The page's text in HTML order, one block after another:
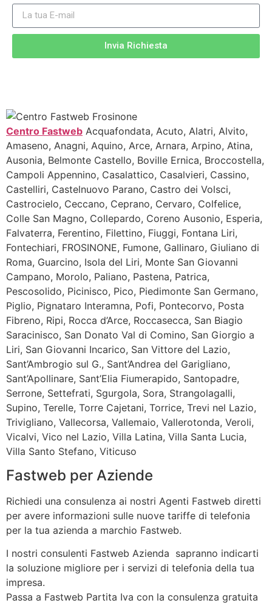
Invia Richiesta
Centro Fastweb Acquafondata, Acuto, Alatri, Alvito,
Amaseno, Anagni, Aquino, Arce, Arnara, Arpino, Atina,
Ausonia, Belmonte Castello, Boville Ernica, Broccostella,
Campoli Appennino, Casalattico, Casalvieri, Cassino,
Castelliri, Castelnuovo Parano, Castro dei Volsci,
Castrocielo, Ceccano, Ceprano, Cervaro, Colfelice,
Colle San Magno, Collepardo, Coreno Ausonio, Esperia,
Falvaterra, Ferentino, Filettino, Fiuggi, Fontana Liri,
Fontechiari, FROSINONE, Fumone, Gallinaro, Giuliano di
Roma, Guarcino, Isola del Liri, Monte San Giovanni
Campano, Morolo, Paliano, Pastena, Patrica,
Pescosolido, Picinisco, Pico, Piedimonte San Germano,
Piglio, Pignataro Interamna, Pofi, Pontecorvo, Posta
Fibreno, Ripi, Rocca d’Arce, Roccasecca, San Biagio
Saracinisco, San Donato Val di Comino, San Giorgio a
Liri, San Giovanni Incarico, San Vittore del Lazio,
Sant’Ambrogio sul G., Sant’Andrea del Garigliano,
Sant’Apollinare, Sant’Elia Fiumerapido, Santopadre,
Serrone, Settefrati, Sgurgola, Sora, Strangolagalli,
Supino, Terelle, Torre Cajetani, Torrice, Trevi nel Lazio,
Trivigliano, Vallecorsa, Vallemaio, Vallerotonda, Veroli,
Vicalvi, Vico nel Lazio, Villa Latina, Villa Santa Lucia,
Villa Santo Stefano, Viticuso
Fastweb per Aziende
Richiedi una consulenza ai nostri Agenti Fastweb diretti
per avere informazioni sulle nuove tariffe di telefonia
per la tua azienda a marchio Fastweb.
I nostri consulenti Fastweb Azienda sapranno indicarti
la soluzione migliore per i servizi di telefonia della tua
impresa.
Passa a Fastweb Partita Iva con la consulenza gratuita